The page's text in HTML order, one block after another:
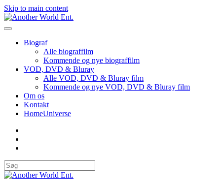
Skip to main content
Biograf
Alle biograffilm
Kommende og nye biograffilm
VOD, DVD & Bluray
Alle VOD, DVD & Bluray film
Kommende og nye VOD, DVD & Bluray film
Om os
Kontakt
HomeUniverse